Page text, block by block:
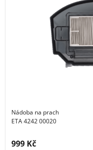
Nádoba na prach
ETA 4242 00020
Cena s DPH:
999 Kč